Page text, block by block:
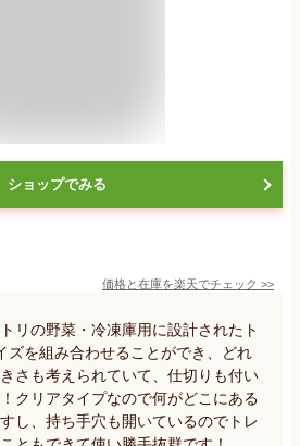
ショップでみる
価格と在庫を楽天でチェック >>
リの野菜・冷凍庫用に設計されたト
ズを組み合わせることができ、どれ
さも考えられていて、仕切りも付い
クリアタイプなので何がどこにある
し、持ち手穴も開いているのでトレ